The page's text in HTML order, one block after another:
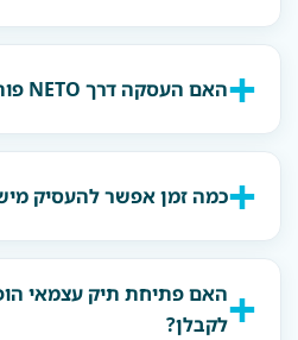
האם העסקה דרך NETO פותרת את בעיית הסיווג?
כמה זמן אפשר להעסיק
האם פתיחת תיק עצמאי
לקבלן?